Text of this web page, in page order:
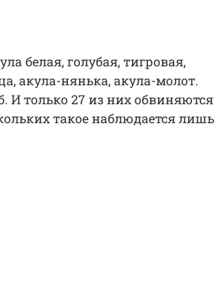
белая, голубая, тигровая,
акула-нянька, акула-молот.
И только 27 из них обвиняются
такое наблюдается лишь